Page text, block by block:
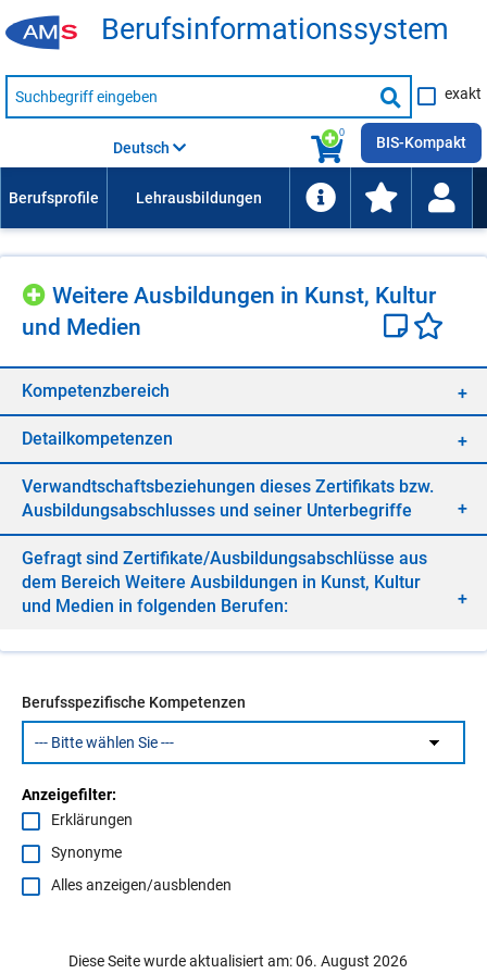
Be­rufs­in­for­ma­ti­ons­sys­tem
Suche
nach
Suche
starten
exakt
0
Deutsch BIS-Kompakt
Wei­te­re Aus­bil­dun­gen in Kunst, Kul­tur
und Me­di­en
Kom­pe­tenz­be­reich
De­tail­kom­pe­ten­zen
Ver­wandt­schafts­be­zie­hun­gen die­ses Zer­ti­fi­kats bzw.
Aus­bil­dungs­ab­schlus­ses und sei­ner Un­ter­be­grif­fe
Ge­fragt sind Zer­ti­fi­ka­te/​Aus­bil­dungs­ab­schlüs­se aus
dem Be­reich Wei­te­re Aus­bil­dun­gen in Kunst, Kul­tur
und Me­di­en in fol­gen­den Be­ru­fen:
Berufsspezifische Kompetenzen
Anzeigefilter:
Erklärungen
Synonyme
Alles anzeigen/ausblenden
Diese Seite wurde aktualisiert am: 06. August 2026